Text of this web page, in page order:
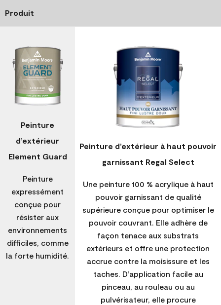
Produit
Peinture
d’extérieur
Element Guard
Peinture
expressément
conçue pour
résister aux
environnements
difficiles, comme
la forte humidité.
Peinture d’extérieur à haut pouvoir
garnissant Regal Select
Une peinture 100 % acrylique à haut
pouvoir garnissant de qualité
supérieure conçue pour optimiser le
pouvoir couvrant. Elle adhère de
façon tenace aux substrats
extérieurs et offre une protection
accrue contre la moisissure et les
taches. D’application facile au
pinceau, au rouleau ou au
pulvérisateur, elle procure